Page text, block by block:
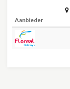
Aanbieder